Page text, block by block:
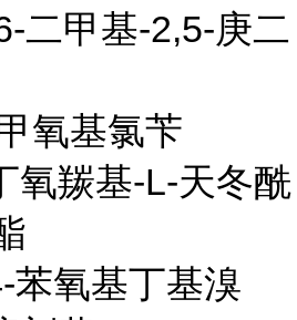
二甲基-2,5-庚二
氧基氯苄
氧羰基-L-天冬酰
苯氧基丁基溴